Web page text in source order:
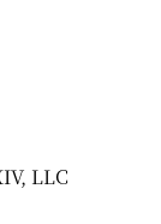
LLC